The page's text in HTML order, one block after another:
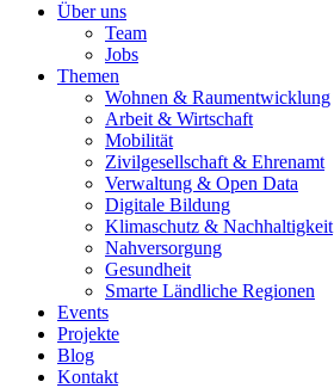
Über uns
Team
Jobs
Themen
Wohnen & Raumentwicklung
Arbeit & Wirtschaft
Mobilität
Zivilgesellschaft & Ehrenamt
Verwaltung & Open Data
Digitale Bildung
Klimaschutz & Nachhaltigkeit
Nahversorgung
Gesundheit
Smarte Ländliche Regionen
Events
Projekte
Blog
Kontakt